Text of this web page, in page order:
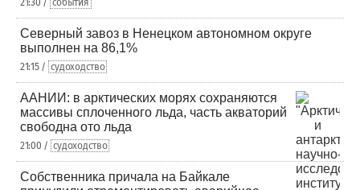
21:30 / события
Северный завоз в Ненецком автономном округе
выполнен на 86,1%
21:15 / судоходство
ААНИИ: в арктических морях сохраняются
массивы сплоченного льда, часть акваторий
свободна ото льда
21:00 / судоходство
Собственника причала на Байкале